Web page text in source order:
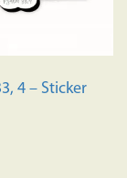
4 – Sticker